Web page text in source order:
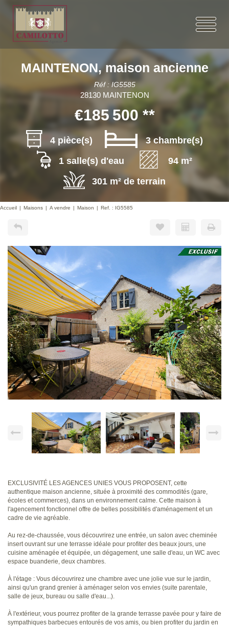
MAINTENON, maison ancienne
Réf : IG5585
28130 MAINTENON
€185 500 **
4 pièce(s)
3 chambre(s)
1 salle(s) d'eau
94 m²
301 m² de terrain
Accueil Maisons A vendre Maison Ref. : IG5585
EXCLUSIVITÉ LES AGENCES UNIES VOUS PROPOSENT, cette
authentique maison ancienne, située à proximité des commodités (gare,
écoles et commerces), dans un environnement calme. Cette maison à
l'agencement fonctionnel offre de belles possibilités d'aménagement et un
cadre de vie agréable.
Au rez-de-chaussée, vous découvrirez une entrée, un salon avec cheminée
insert ouvrant sur une terrasse idéale pour profiter des beaux jours, une
cuisine aménagée et équipée, un dégagement, une salle d'eau, un WC avec
espace buanderie, deux chambres.
À l'étage : Vous découvrirez une chambre avec une jolie vue sur le jardin,
ainsi qu'un grand grenier à aménager selon vos envies (suite parentale,
salle de jeux, bureau ou salle d'eau...).
À l'extérieur, vous pourrez profiter de la grande terrasse pavée pour y faire de
sympathiques barbecues entourés de vos amis, ou bien profiter du jardin en